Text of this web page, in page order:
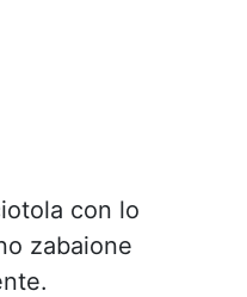
con lo
zabaione